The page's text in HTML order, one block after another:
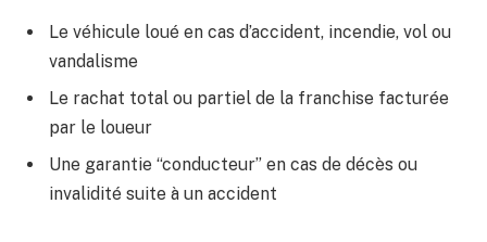
Le véhicule loué en cas d’accident, incendie, vol ou
vandalisme
Le rachat total ou partiel de la franchise facturée
par le loueur
Une garantie “conducteur” en cas de décès ou
invalidité suite à un accident